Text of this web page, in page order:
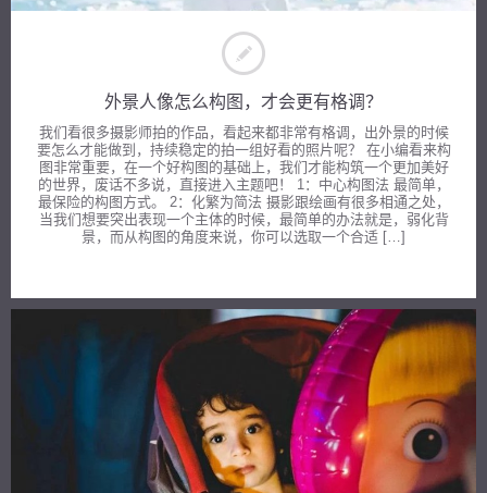
外景人像怎么构图，才会更有格调？
我们看很多摄影师拍的作品，看起来都非常有格调，出外景的时候
要怎么才能做到，持续稳定的拍一组好看的照片呢？ 在小编看来构
图非常重要，在一个好构图的基础上，我们才能构筑一个更加美好
的世界，废话不多说，直接进入主题吧！ 1：中心构图法 最简单，
最保险的构图方式。 2：化繁为简法 摄影跟绘画有很多相通之处，
当我们想要突出表现一个主体的时候，最简单的办法就是，弱化背
景，而从构图的角度来说，你可以选取一个合适 […]